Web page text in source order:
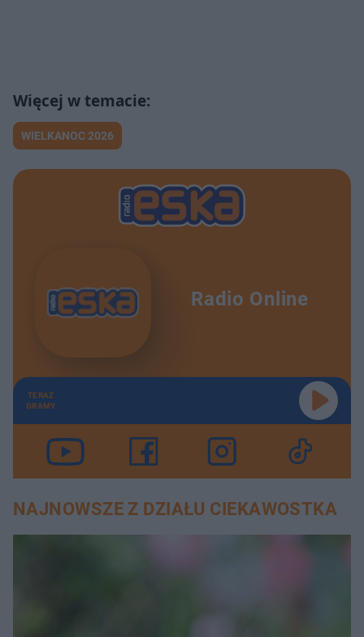
WIELKANOC 2026
Radio Online
TERAZ
GRAMY
NAJNOWSZE Z DZIAŁU CIEKAWOSTKA